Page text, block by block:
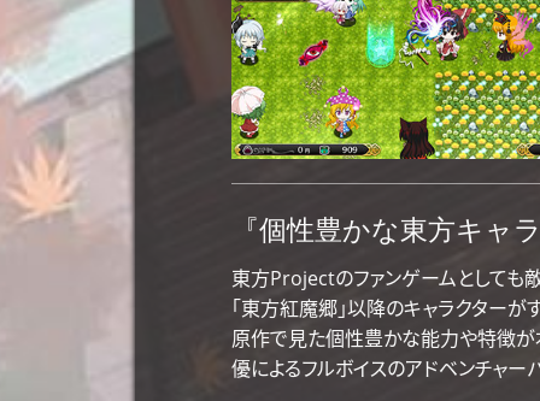
『個性豊かな東方キャ
東方Projectのファンゲームとしても
「東方紅魔郷」以降のキャラクターが
原作で見た個性豊かな能力や特徴
優によるフルボイスのアドベンチャー